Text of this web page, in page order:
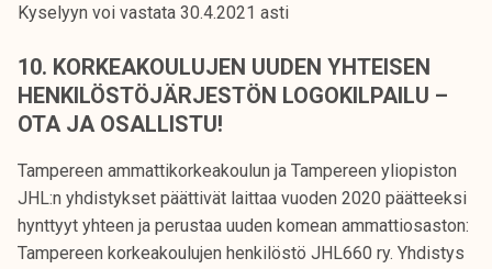
Kyselyyn voi vastata 30.4.2021 asti
10. KORKEAKOULUJEN UUDEN YHTEISEN
HENKILÖSTÖJÄRJESTÖN LOGOKILPAILU –
OTA JA OSALLISTU!
Tampereen ammattikorkeakoulun ja Tampereen yliopiston
JHL:n yhdistykset päättivät laittaa vuoden 2020 päätteeksi
hynttyyt yhteen ja perustaa uuden komean ammattiosaston:
Tampereen korkeakoulujen henkilöstö JHL660 ry. Yhdistys